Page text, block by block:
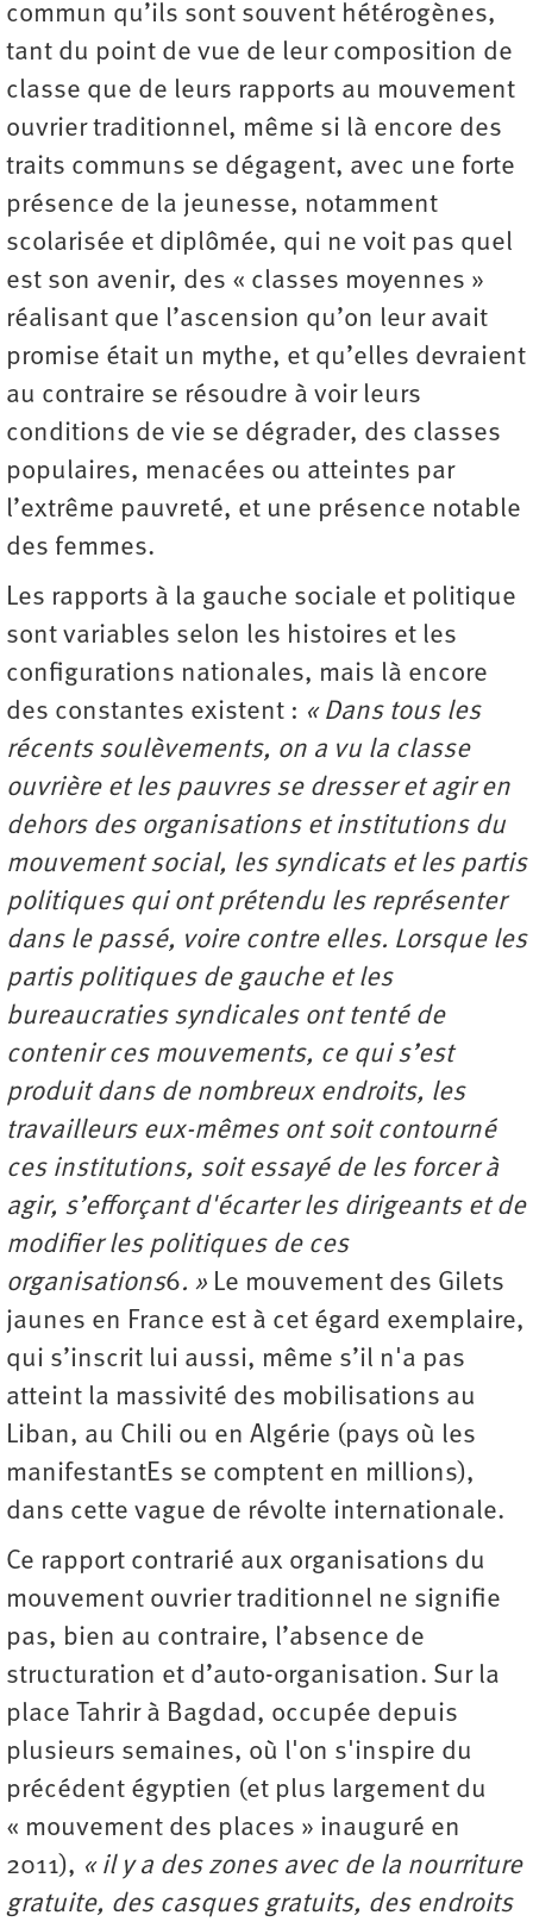
commun qu’ils sont souvent hétérogènes,
tant du point de vue de leur composition de
classe que de leurs rapports au mouvement
ouvrier traditionnel, même si là encore des
traits communs se dégagent, avec une forte
présence de la jeunesse, notamment
scolarisée et diplômée, qui ne voit pas quel
est son avenir, des « classes moyennes »
réalisant que l’ascension qu’on leur avait
promise était un mythe, et qu’elles devraient
au contraire se résoudre à voir leurs
conditions de vie se dégrader, des classes
populaires, menacées ou atteintes par
l’extrême pauvreté, et une présence notable
des femmes.
Les rapports à la gauche sociale et politique
sont variables selon les histoires et les
configurations nationales, mais là encore
des constantes existent : « Dans tous les
récents soulèvements, on a vu la classe
ouvrière et les pauvres se dresser et agir en
dehors des organisations et institutions du
mouvement social, les syndicats et les partis
politiques qui ont prétendu les représenter
dans le passé, voire contre elles. Lorsque les
partis politiques de gauche et les
bureaucraties syndicales ont tenté de
contenir ces mouvements, ce qui s’est
produit dans de nombreux endroits, les
travailleurs eux-mêmes ont soit contourné
ces institutions, soit essayé de les forcer à
agir, s’efforçant d'écarter les dirigeants et de
modifier les politiques de ces
organisations6. » Le mouvement des Gilets
jaunes en France est à cet égard exemplaire,
qui s’inscrit lui aussi, même s’il n'a pas
atteint la massivité des mobilisations au
Liban, au Chili ou en Algérie (pays où les
manifestantEs se comptent en millions),
dans cette vague de révolte internationale.
Ce rapport contrarié aux organisations du
mouvement ouvrier traditionnel ne signifie
pas, bien au contraire, l’absence de
structuration et d’auto-organisation. Sur la
place Tahrir à Bagdad, occupée depuis
plusieurs semaines, où l'on s'inspire du
précédent égyptien (et plus largement du
« mouvement des places » inauguré en
2011), « il y a des zones avec de la nourriture
gratuite, des casques gratuits, des endroits